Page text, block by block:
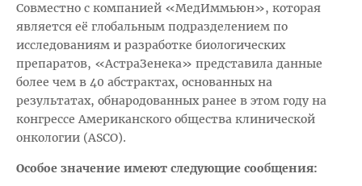
Совместно с компанией «МедИммьюн», которая
является её глобальным подразделением по
исследованиям и разработке биологических
препаратов, «АстраЗенека» представила данные
более чем в 40 абстрактах, основанных на
результатах, обнародованных ранее в этом году на
конгрессе Американского общества клинической
онкологии (ASCO).
Особое значение имеют следующие сообщения: